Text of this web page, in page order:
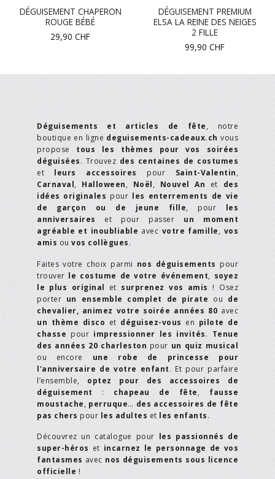
DÉGUISEMENT CHAPERON
ROUGE BÉBÉ
29,90 CHF
DÉGUISEMENT PREMIUM
ELSA LA REINE DES NEIGES
2 FILLE
99,90 CHF
Déguisements et articles de fête, notre
boutique en ligne deguisements-cadeaux.ch vous
propose tous les thèmes pour vos soirées
déguisées. Trouvez des centaines de costumes
et leurs accessoires pour Saint-Valentin,
Carnaval, Halloween, Noël, Nouvel An et des
idées originales pour les enterrements de vie
de garçon ou de jeune fille, pour les
anniversaires et pour passer un moment
agréable et inoubliable avec votre famille, vos
amis ou vos collègues.
Faites votre choix parmi nos déguisements pour
trouver le costume de votre événement, soyez
le plus original et surprenez vos amis ! Osez
porter un ensemble complet de pirate ou de
chevalier, animez votre soirée années 80 avec
un thème disco et déguisez-vous en pilote de
chasse pour impressionner les invités. Tenue
des années 20 charleston pour un quiz musical
ou encore une robe de princesse pour
l'anniversaire de votre enfant. Et pour parfaire
l’ensemble, optez pour des accessoires de
déguisement : chapeau de fête, fausse
moustache, perruque… des accessoires de fête
pas chers pour les adultes et les enfants.
Découvrez un catalogue pour les passionnés de
super-héros et incarnez le personnage de vos
fantasmes avec nos déguisements sous licence
officielle !